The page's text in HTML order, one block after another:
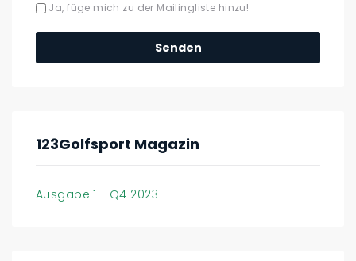
Ja, füge mich zu der Mailingliste hinzu!
123Golfsport Magazin
Ausgabe 1 - Q4 2023